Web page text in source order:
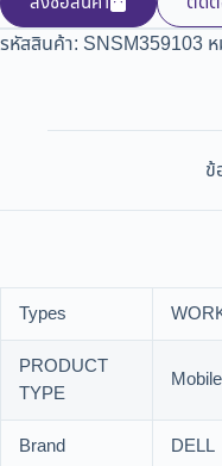
รหัสสินค้า: SNSM359103
ข้
Types
PRODUCT
TYPE
Brand
DELL